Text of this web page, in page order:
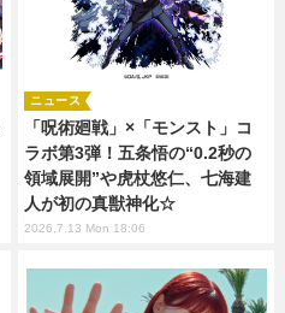
「呪術廻戦」×「モンスト」コ
ラボ第3弾！五条悟の“0.2秒の
領域展開”や虎杖悠仁、七海建
人が初の真獣神化☆
ニュース
2026.7.13 Mon 18:06